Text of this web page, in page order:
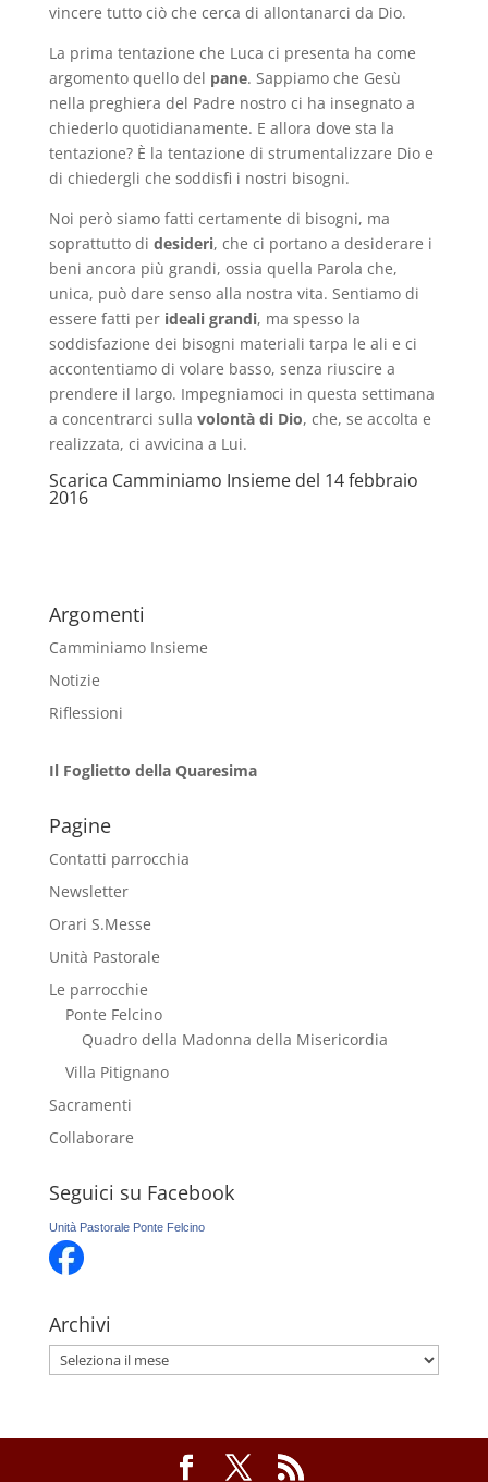
vincere tutto ciò che cerca di allontanarci da Dio.
La prima tentazione che Luca ci presenta ha come
argomento quello del pane. Sappiamo che Gesù
nella preghiera del Padre nostro ci ha insegnato a
chiederlo quotidianamente. E allora dove sta la
tentazione? È la tentazione di strumentalizzare Dio e
di chiedergli che soddisfi i nostri bisogni.
Noi però siamo fatti certamente di bisogni, ma
soprattutto di desideri, che ci portano a desiderare i
beni ancora più grandi, ossia quella Parola che,
unica, può dare senso alla nostra vita. Sentiamo di
essere fatti per ideali grandi, ma spesso la
soddisfazione dei bisogni materiali tarpa le ali e ci
accontentiamo di volare basso, senza riuscire a
prendere il largo. Impegniamoci in questa settimana
a concentrarci sulla volontà di Dio, che, se accolta e
realizzata, ci avvicina a Lui.
Scarica Camminiamo Insieme del 14 febbraio
2016
Argomenti
Camminiamo Insieme
Notizie
Riflessioni
Il Foglietto della Quaresima
Pagine
Contatti parrocchia
Newsletter
Orari S.Messe
Unità Pastorale
Le parrocchie
Ponte Felcino
Quadro della Madonna della Misericordia
Villa Pitignano
Sacramenti
Collaborare
Seguici su Facebook
Unità Pastorale Ponte Felcino
Archivi
Archivi